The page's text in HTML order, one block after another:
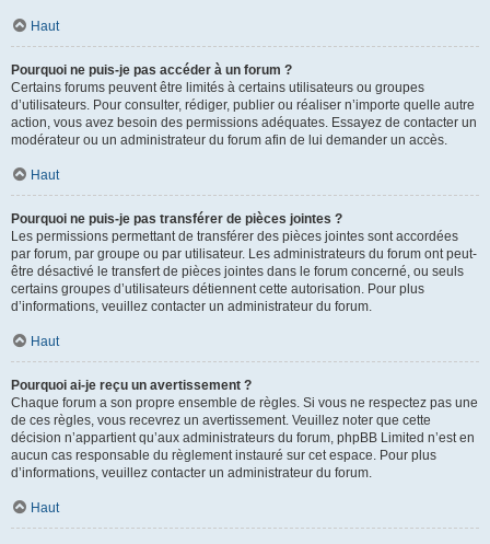
Haut
Pourquoi ne puis-je pas accéder à un forum ?
Certains forums peuvent être limités à certains utilisateurs ou groupes
d’utilisateurs. Pour consulter, rédiger, publier ou réaliser n’importe quelle autre
action, vous avez besoin des permissions adéquates. Essayez de contacter un
modérateur ou un administrateur du forum afin de lui demander un accès.
Haut
Pourquoi ne puis-je pas transférer de pièces jointes ?
Les permissions permettant de transférer des pièces jointes sont accordées
par forum, par groupe ou par utilisateur. Les administrateurs du forum ont peut-
être désactivé le transfert de pièces jointes dans le forum concerné, ou seuls
certains groupes d’utilisateurs détiennent cette autorisation. Pour plus
d’informations, veuillez contacter un administrateur du forum.
Haut
Pourquoi ai-je reçu un avertissement ?
Chaque forum a son propre ensemble de règles. Si vous ne respectez pas une
de ces règles, vous recevrez un avertissement. Veuillez noter que cette
décision n’appartient qu’aux administrateurs du forum, phpBB Limited n’est en
aucun cas responsable du règlement instauré sur cet espace. Pour plus
d’informations, veuillez contacter un administrateur du forum.
Haut